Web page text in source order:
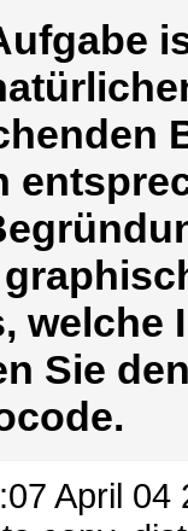
welche
Sie
April 04